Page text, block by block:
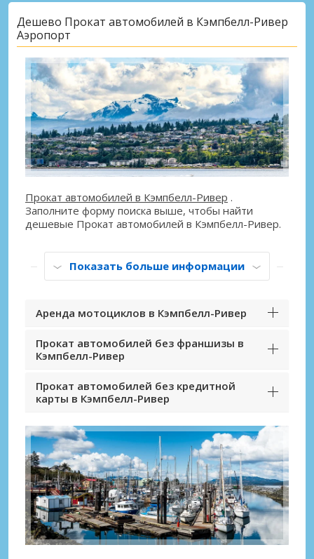
Дешево Прокат автомобилей в Кэмпбелл-Ривер
Аэропорт
Прокат автомобилей в Кэмпбелл-Ривер .
Заполните форму поиска выше, чтобы найти
дешевые Прокат автомобилей в Кэмпбелл-Ривер.
Показать больше информации
Аренда мотоциклов в Кэмпбелл-Ривер
Прокат автомобилей без франшизы в
Кэмпбелл-Ривер
Прокат автомобилей без кредитной
карты в Кэмпбелл-Ривер